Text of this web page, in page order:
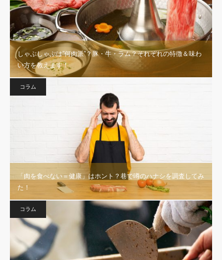
しゃぶしゃぶは”何肉派”？豚・牛・ラム？それぞれの特徴＆味わ
い方を教えます！
コラム
「肉を食べない＝健康」はホント？巷で噂のハナシを調査してみ
た！
コラム